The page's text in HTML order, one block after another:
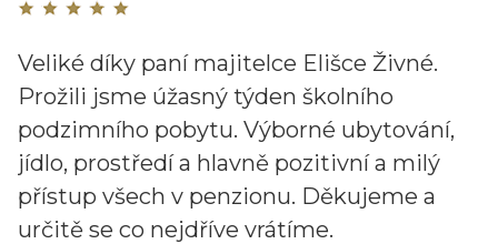
Veliké díky paní majitelce Elišce Živné.
Prožili jsme úžasný týden školního
podzimního pobytu. Výborné ubytování,
jídlo, prostředí a hlavně pozitivní a milý
přístup všech v penzionu. Děkujeme a
určitě se co nejdříve vrátíme.